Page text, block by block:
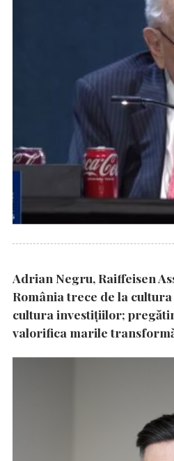
Adrian Negru, Raiffeisen
România trece de la
cultura investițiilor;
valorifica marile